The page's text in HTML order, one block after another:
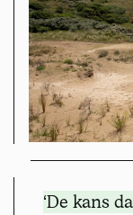
‘De kans